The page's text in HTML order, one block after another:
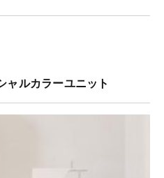
ャルカラーユニット